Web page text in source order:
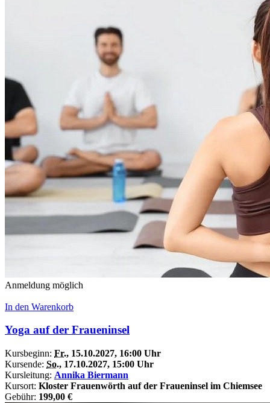
Anmeldung möglich
In den Warenkorb
Yoga auf der Fraueninsel
Kursbeginn: Fr., 15.10.2027, 16:00 Uhr
Kursende: So., 17.10.2027, 15:00 Uhr
Kursleitung: Annika Biermann
Kursort: Kloster Frauenwörth auf der Fraueninsel im Chiemsee
Gebühr: 199,00 €